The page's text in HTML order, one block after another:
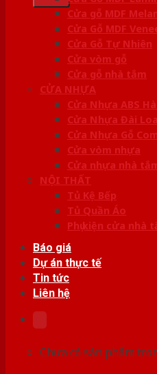
Cửa gỗ MDF
Cửa Gỗ MDF
Cửa Gỗ Tự Nhiên
Cửa vòm gỗ
Cửa gỗ nhà tắm
CỬA NHỰA
Cửa Nhựa ABS
Cửa Nhựa Đài
Cửa Nhựa Gỗ
Cửa vòm nhựa
Cửa nhựa nhà
NỘI THẤT
Tủ Kệ Bếp
Tủ Quần Áo
Phụ kiện cửa nhà
Báo giá
Dự án thực tế
Tin tức
Liên hệ
Chưa có sản phẩm